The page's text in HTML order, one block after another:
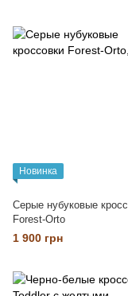
Новинка
Серые нубуковые
Forest-Orto
1 900 грн